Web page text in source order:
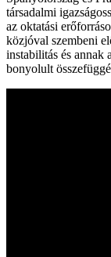
társadalmi
az oktatási
közjóval szembeni
instabilitás és annak
bonyolult